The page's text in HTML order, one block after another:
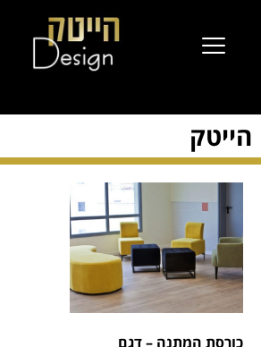
הייטק
כורסת המתנה – דגם